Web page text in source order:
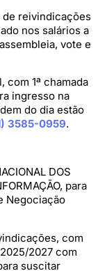
de reivindicações
nos salários a
vote e
com 1ª chamada
ingresso na
do dia estão
3585-0959.
DOS
para
Negociação
com
2027 com
suscitar